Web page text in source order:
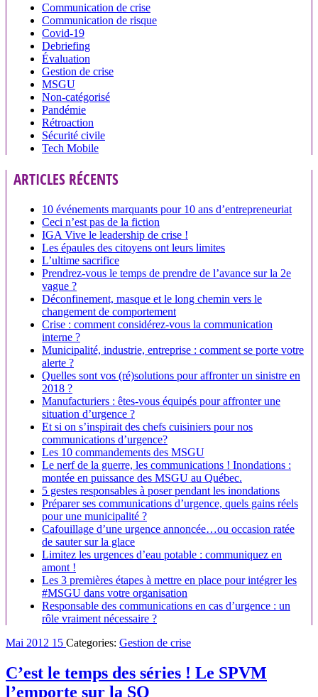
Communication de crise
Communication de risque
Covid-19
Debriefing
Évaluation
Gestion de crise
MSGU
Non-catégorisé
Pandémie
Rétroaction
Sécurité civile
Tech Mobile
ARTICLES RÉCENTS
10 événements marquants pour 10 ans d’entrepreneuriat
Ceci n’est pas de la fiction
IGA Vive le leadership de crise !
Les épaules des citoyens ont leurs limites
L’ultime sacrifice
Prendrez-vous le temps de prendre de l’avance sur la 2e
vague ?
Déconfinement, masque et le long chemin vers le
changement de comportement
Crise : comment considérez-vous la communication
interne ?
Municipalité, industrie, entreprise : comment se porte votre
alerte ?
Quelles sont vos (ré)solutions pour affronter un sinistre en
2018 ?
Manufacturiers : êtes-vous équipés pour affronter une
situation d’urgence ?
Et si on s’inspirait des chefs cuisiniers pour nos
communications d’urgence?
Les 10 commandements des MSGU
Le nerf de la guerre, les communications ! Inondations :
montée en puissance des MSGU au Québec.
5 gestes responsables à poser pendant les inondations
Préparer ses communications d’urgence, quels gains réels
pour une municipalité ?
Cafouillage d’une urgence annoncée…ou occasion ratée
de sauter sur la glace
Limitez les urgences d’eau potable : communiquez en
amont !
Les 3 premières étapes à mettre en place pour intégrer les
#MSGU dans votre organisation
Responsable des communications en cas d’urgence : un
rôle vraiment nécessaire ?
Mai 2012 15 Categories: Gestion de crise
C’est le temps des séries ! Le SPVM
l’emporte sur la SQ